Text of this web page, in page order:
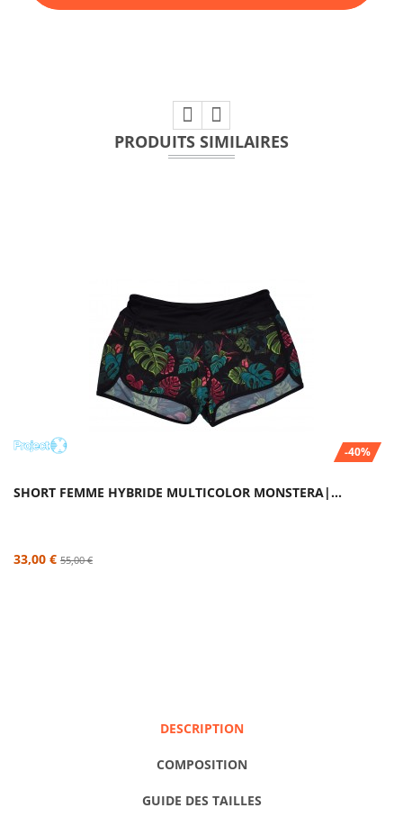
PRODUITS SIMILAIRES
-40%
SHORT FEMME HYBRIDE MULTICOLOR MONSTERA|...
33,00 € 55,00 €
DESCRIPTION
COMPOSITION
GUIDE DES TAILLES